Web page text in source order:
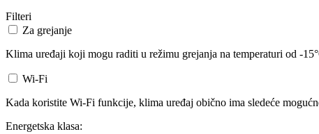
Filteri
Za grejanje
Klima uređaji koji mogu raditi u režimu grejanja na temperaturi od -
Wi-Fi
Kada koristite Wi-Fi funkcije, klima uređaj obično ima sledeće
Energetska klasa: